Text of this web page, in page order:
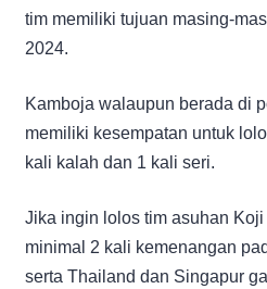
tim memiliki tujuan masing-
2024.
Kamboja walaupun berada di
memiliki kesempatan untuk
kali kalah dan 1 kali seri.
Jika ingin lolos tim asuhan
minimal 2 kali kemenangan
serta Thailand dan Singapur